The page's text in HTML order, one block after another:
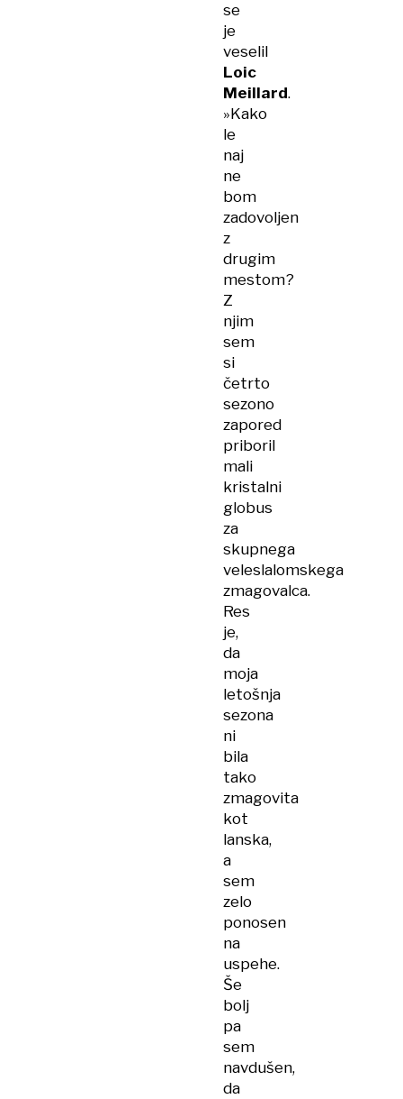
se
je
veselil
Loic
Meillard.
»Kako
le
naj
ne
bom
zadovoljen
z
drugim
mestom?
Z
njim
sem
si
četrto
sezono
zapored
priboril
mali
kristalni
globus
za
skupnega
veleslalomskega
zmagovalca.
Res
je,
da
moja
letošnja
sezona
ni
bila
tako
zmagovita
kot
lanska,
a
sem
zelo
ponosen
na
uspehe.
Še
bolj
pa
sem
navdušen,
da